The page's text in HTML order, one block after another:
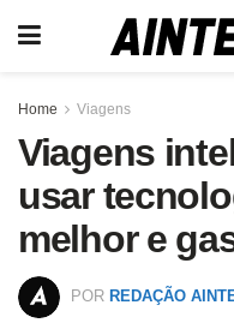
Home Viagens
Viagens
usar
melhor e
POR REDAÇÃO